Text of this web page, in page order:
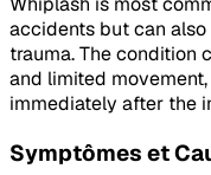
accidents but can
trauma. The condition
and limited
immediately after the
Symptômes et